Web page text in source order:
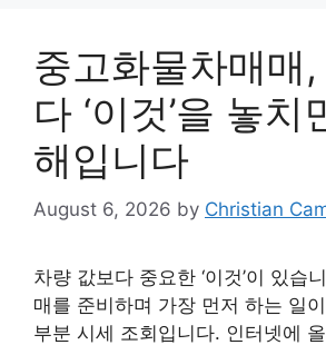
중고화물차매매,
다 ‘이것’을 놓치
해입니다
August 6, 2026 by Christian
차량 값보다 중요한 ‘이것’이 있습
매를 준비하며 가장 먼저 하는 일
부분 시세 조회입니다. 인터넷에